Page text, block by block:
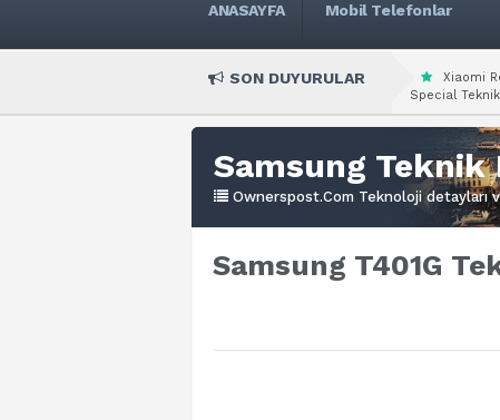
ANASAYFA Mobil Telefonlar
SON DUYURULAR Xiaomi
Special
Samsung Teknik
Ownerspost.Com Teknoloji detayları
Samsung T401G